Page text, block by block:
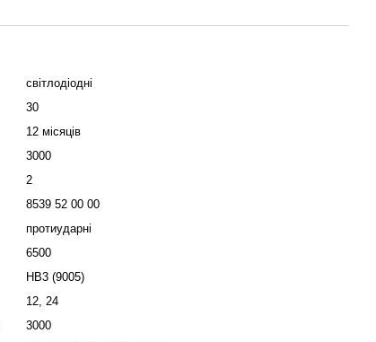
світлодіодні
30
12 місяців
3000
2
8539 52 00 00
протиударні
6500
HB3 (9005)
12, 24
3000